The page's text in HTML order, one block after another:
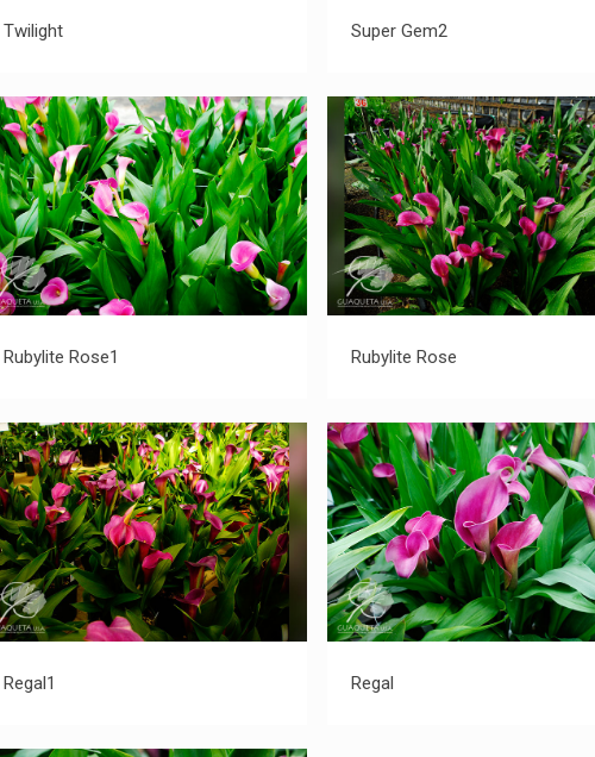
Twilight Super Gem2
Super Gem2
Rubylite Rose1
Rubylite Rose1 Rubylite Rose
Rubylite Rose
Regal1 Regal